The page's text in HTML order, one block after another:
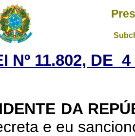
Nº 11.802, DE
DA
e eu